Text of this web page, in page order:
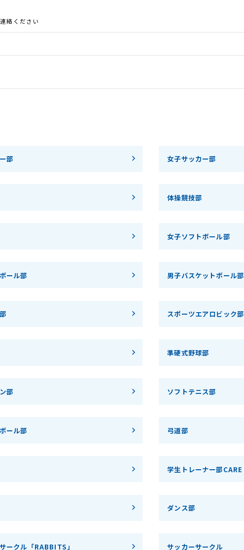
絡ください
部 女子サッカー部
体操競技部
女子ソフトボール部
ール部 男子バスケットボール部
スポーツエアロビック部
準硬式野球部
部 ソフトテニス部
ール部 弓道部
学生トレーナー部CARE
ダンス部
ークル「RABBITS」 サッカーサークル